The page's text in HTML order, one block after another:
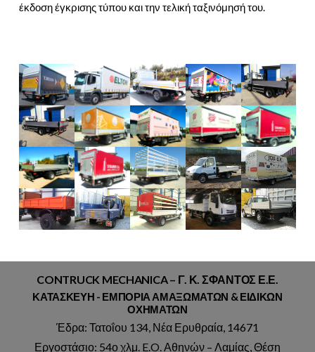
έκδοση έγκρισης τύπου και την τελική ταξινόμησή του.
CONTRUCK MECHANICA – Γ. Κ. ΣΦΑΝΤΟΣ Ε.Ε.
ΚΑΤΑΣΚΕΥΗ - ΕΜΠΟΡΙΑ ΑΜΑΞΩΜΑΤΩΝ & ΕΙΔΙΚΩΝ
ΟΧΗΜΑΤΩΝ
Έδρα: Τατοΐου 134, Νέα Ερυθραία, 14671
Εργοστάσιο: 54ο χλμ. E.O. Αθηνών – Λαμίας, Θέση